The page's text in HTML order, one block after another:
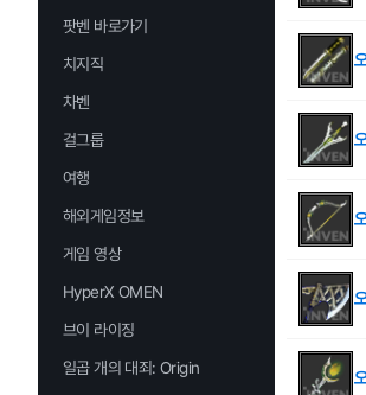
팟벤 바로가기
치지직
차벤
걸그룹
여행
해외게임정보
게임 영상
HyperX OMEN
브이 라이징
일곱 개의 대죄: Origin